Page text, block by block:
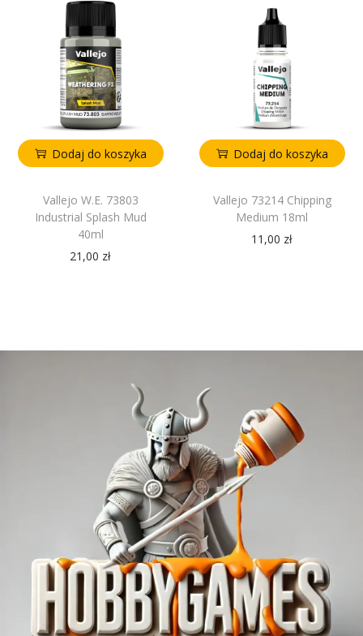
Dodaj do koszyka
Vallejo W.E. 73803
Industrial Splash Mud
40ml
21,00 zł
Dodaj do koszyka
Vallejo 73214 Chipping
Medium 18ml
11,00 zł